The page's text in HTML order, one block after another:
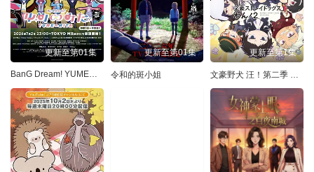
更新至第01集
BanG Dream! YUME∞MITA
更新至第01集
令和的斑小姐
更新至第1集
文豪野犬 汪！第二季 文豪